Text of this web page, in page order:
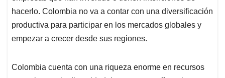
hacerlo. Colombia no va a contar con una diversificación
productiva para participar en los mercados globales y
empezar a crecer desde sus regiones.
Colombia cuenta con una riqueza enorme en recursos